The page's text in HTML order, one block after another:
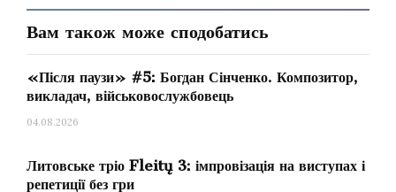
Вам також може сподобатись
«Після паузи» #5: Богдан Сінченко. Композитор,
викладач, військовослужбовець
04.08.2026
Литовське тріо Fleitų 3: імпровізація на виступах і
репетиції без гри